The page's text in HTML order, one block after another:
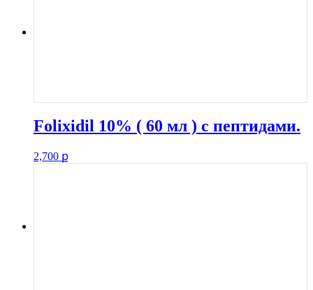
Folixidil 10% ( 60 мл ) с пептидами.
2,700 ք